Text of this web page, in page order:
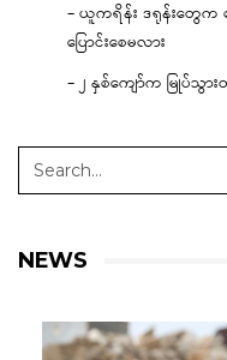
– ယူကရိန်း ဒရုန်းတွေ
ပြောင်းစေမလား
– ၂ နှစ်ကျော်က မြုပ်သွာ
NEWS